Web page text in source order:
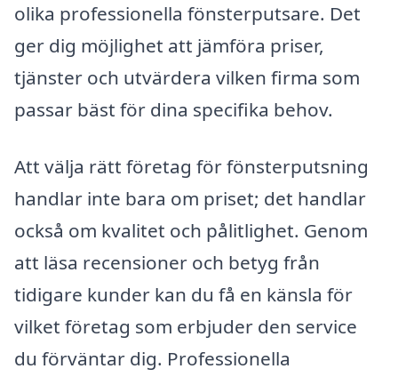
olika professionella fönsterputsare. Det
ger dig möjlighet att jämföra priser,
tjänster och utvärdera vilken firma som
passar bäst för dina specifika behov.
Att välja rätt företag för fönsterputsning
handlar inte bara om priset; det handlar
också om kvalitet och pålitlighet. Genom
att läsa recensioner och betyg från
tidigare kunder kan du få en känsla för
vilket företag som erbjuder den service
du förväntar dig. Professionella